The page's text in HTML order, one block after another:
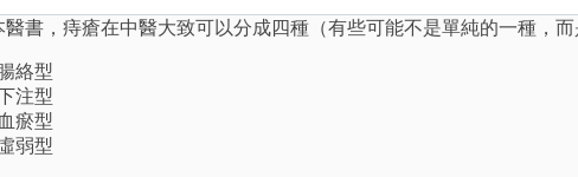
書，痔瘡在中醫大致可以分成四種（有些可能不是單純的一種，而
絡型
注型
瘀型
弱型